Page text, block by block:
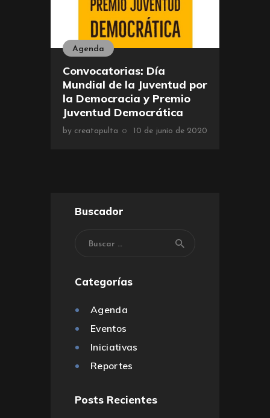
Agenda
Convocatorias: Día
Mundial de la Juventud por
la Democracia y Premio
Juventud Democrática
by creatapulta 10 de junio de 2020
Buscador
Categorías
Agenda
Eventos
Iniciativas
Reportes
Posts Recientes